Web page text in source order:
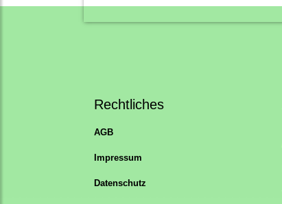
Rechtliches
AGB
Impressum
Datenschutz